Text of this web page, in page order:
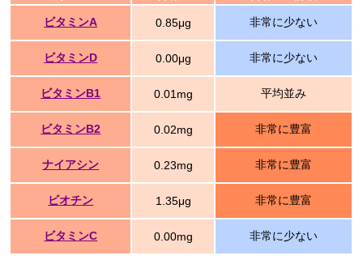
ビタミンA 0.85μg 非常に少ない
ビタミンD 0.00μg 非常に少ない
ビタミンB1 0.01mg 平均並み
ビタミンB2 0.02mg 非常に豊富
ナイアシン 0.23mg 非常に豊富
ビオチン 1.35μg 非常に豊富
ビタミンC 0.00mg 非常に少ない